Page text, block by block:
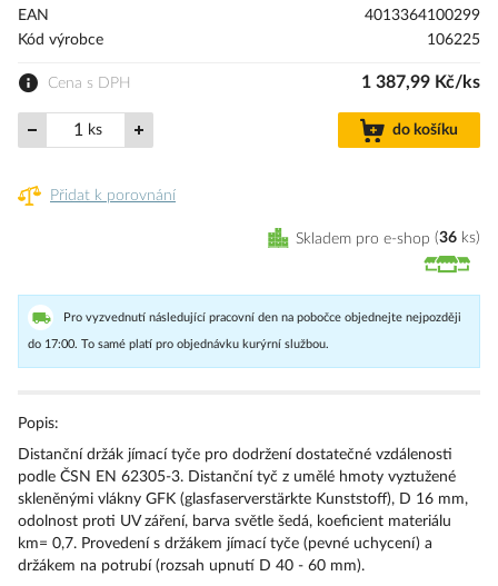
EAN
4013364100299
Kód výrobce
106225
Cena s DPH 1 387,99 Kč/ks
ks do košíku
Přidat k porovnání
Skladem pro e-shop 36 ks
Pro vyzvednutí následující pracovní den na pobočce objednejte nejpozději
do 17:00. To samé platí pro objednávku kurýrní službou.
Popis:
Distanční držák jímací tyče pro dodržení dostatečné vzdálenosti
podle ČSN EN 62305-3. Distanční tyč z umělé hmoty vyztužené
skleněnými vlákny GFK (glasfaserverstärkte Kunststoff), D 16 mm,
odolnost proti UV záření, barva světle šedá, koeficient materiálu
km= 0,7. Provedení s držákem jímací tyče (pevné uchycení) a
držákem na potrubí (rozsah upnutí D 40 - 60 mm).